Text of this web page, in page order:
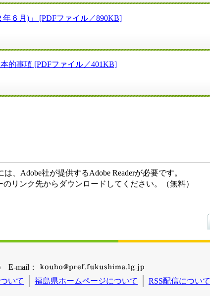
６月)」 [PDFファイル／890KB]
的事項 [PDFファイル／401KB]
、Adobe社が提供するAdobe Readerが必要です。
リンク先からダウンロードしてください。（無料）
E-mail：
いて 福島県ホームページについて
RSS配信について